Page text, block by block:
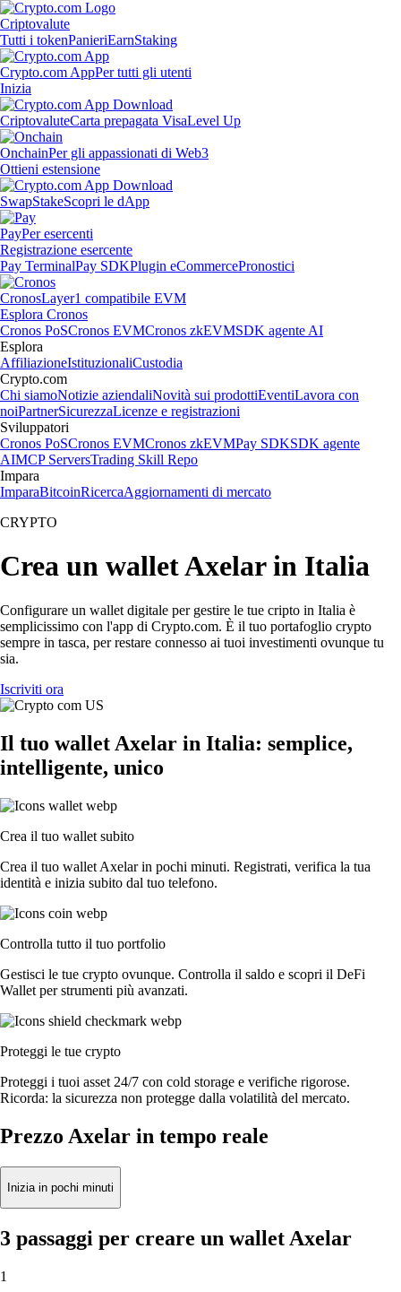
Criptovalute
Tutti i tokenPanieriEarnStaking
Crypto.com AppPer tutti gli utenti
Inizia
CriptovaluteCarta prepagata VisaLevel Up
OnchainPer gli appassionati di Web3
Ottieni estensione
SwapStakeScopri le dApp
PayPer esercenti
Registrazione esercente
Pay TerminalPay SDKPlugin eCommercePronostici
CronosLayer1 compatibile EVM
Esplora Cronos
Cronos PoSCronos EVMCronos zkEVMSDK agente AI
Esplora
AffiliazioneIstituzionaliCustodia
Crypto.com
Chi siamoNotizie aziendaliNovità sui prodottiEventiLavora con
noiPartnerSicurezzaLicenze e registrazioni
Sviluppatori
Cronos PoSCronos EVMCronos zkEVMPay SDKSDK agente
AIMCP ServersTrading Skill Repo
Impara
ImparaBitcoinRicercaAggiornamenti di mercato
CRYPTO
Crea un wallet Axelar in Italia
Configurare un wallet digitale per gestire le tue cripto in Italia è
semplicissimo con l'app di Crypto.com. È il tuo portafoglio crypto
sempre in tasca, per restare connesso ai tuoi investimenti ovunque tu
sia.
Iscriviti ora
Il tuo wallet Axelar in Italia: semplice,
intelligente, unico
Crea il tuo wallet subito
Crea il tuo wallet Axelar in pochi minuti. Registrati, verifica la tua
identità e inizia subito dal tuo telefono.
Controlla tutto il tuo portfolio
Gestisci le tue crypto ovunque. Controlla il saldo e scopri il DeFi
Wallet per strumenti più avanzati.
Proteggi le tue crypto
Proteggi i tuoi asset 24/7 con cold storage e verifiche rigorose.
Ricorda: la sicurezza non protegge dalla volatilità del mercato.
Prezzo Axelar in tempo reale
Inizia in pochi minuti
3 passaggi per creare un wallet Axelar
1